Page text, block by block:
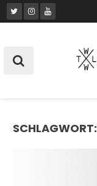
Skip
to
SCHLAGWORT: